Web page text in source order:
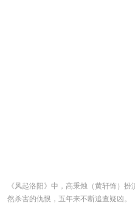
《风起洛阳》中，高秉烛（黄轩饰）
然杀害的仇恨，五年来不断追查疑凶。